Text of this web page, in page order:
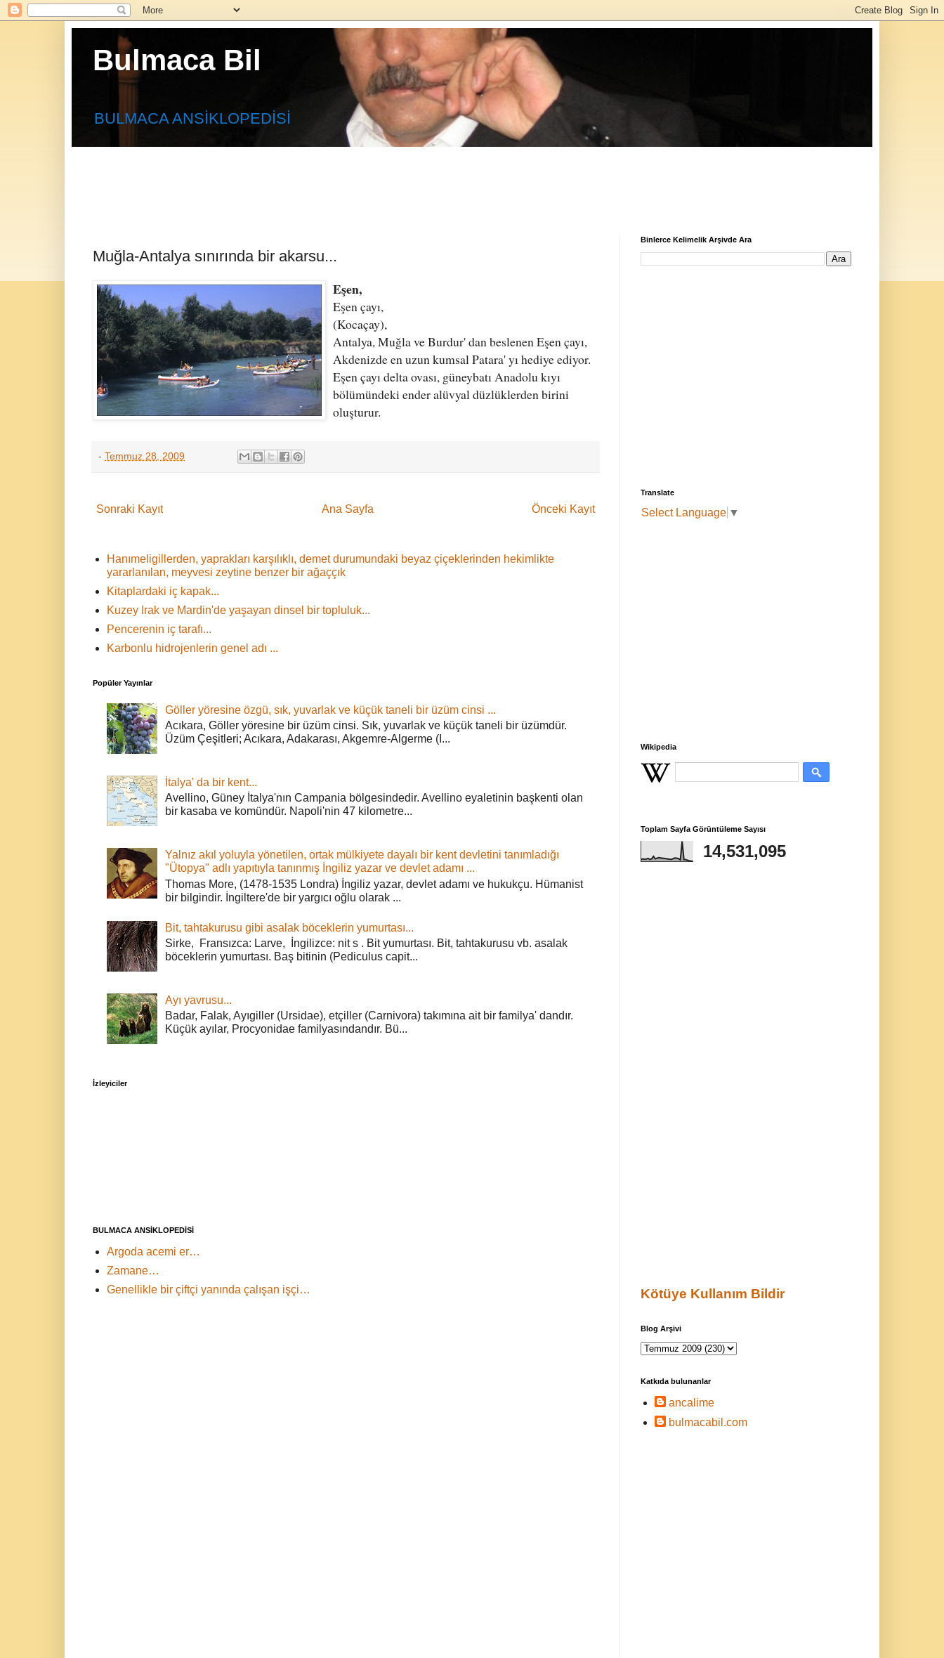
Bulmaca Bil
BULMACA ANSİKLOPEDİSİ
Muğla-Antalya sınırında bir akarsu...
Eşen,
Eşen çayı,
(Kocaçay),
Antalya, Muğla ve Burdur' dan beslenen Eşen çayı,
Akdenizde en uzun kumsal Patara' yı hediye ediyor.
Eşen çayı delta ovası, güneybatı Anadolu kıyı
bölümündeki ender alüvyal düzlüklerden birini
oluşturur.
- Temmuz 28, 2009
Sonraki Kayıt Önceki Kayıt
Ana Sayfa
Hanımeligillerden, yaprakları karşılıklı, demet durumundaki beyaz çiçeklerinden hekimlikte
yararlanılan, meyvesi zeytine benzer bir ağaççık
Kitaplardaki iç kapak...
Kuzey Irak ve Mardin'de yaşayan dinsel bir topluluk...
Pencerenin iç tarafı...
Karbonlu hidrojenlerin genel adı ...
Popüler Yayınlar
Göller yöresine özgü, sık, yuvarlak ve küçük taneli bir üzüm cinsi ...
Acıkara, Göller yöresine bir üzüm cinsi. Sık, yuvarlak ve küçük taneli bir üzümdür.
Üzüm Çeşitleri; Acıkara, Adakarası, Akgemre-Algerme (I...
İtalya' da bir kent...
Avellino, Güney İtalya'nın Campania bölgesindedir. Avellino eyaletinin başkenti olan
bir kasaba ve komündür. Napoli'nin 47 kilometre...
Yalnız akıl yoluyla yönetilen, ortak mülkiyete dayalı bir kent devletini tanımladığı
"Ütopya" adlı yapıtıyla tanınmış İngiliz yazar ve devlet adamı ...
Thomas More, (1478-1535 Londra) İngiliz yazar, devlet adamı ve hukukçu. Hümanist
bir bilgindir. İngiltere'de bir yargıcı oğlu olarak ...
Bit, tahtakurusu gibi asalak böceklerin yumurtası...
Sirke, Fransızca: Larve, İngilizce: nit s . Bit yumurtası. Bit, tahtakurusu vb. asalak
böceklerin yumurtası. Baş bitinin (Pediculus capit...
Ayı yavrusu...
Badar, Falak, Ayıgiller (Ursidae), etçiller (Carnivora) takımına ait bir familya' dandır.
Küçük ayılar, Procyonidae familyasındandır. Bü...
İzleyiciler
BULMACA ANSİKLOPEDİSİ
Argoda acemi er…
Zamane…
Genellikle bir çiftçi yanında çalışan işçi…
Binlerce Kelimelik Arşivde Ara
Translate
Select Language ▼
Wikipedia
Toplam Sayfa Görüntüleme Sayısı
14,531,095
Kötüye Kullanım Bildir
Blog Arşivi
Katkıda bulunanlar
ancalime
bulmacabil.com